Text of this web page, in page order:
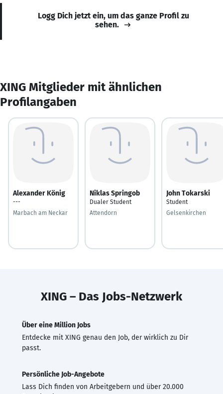
Logg Dich jetzt ein, um das ganze Profil zu
sehen.
XING Mitglieder mit ähnlichen
Profilangaben
Alexander König
---
Marbach am Neckar
Niklas Springob
Dualer Student
Attendorn
John Tokarski
Student
Gelsenkirchen
XING – Das Jobs-Netzwerk
Über eine Million Jobs
Entdecke mit XING genau den Job, der wirklich zu Dir
passt.
Persönliche Job-Angebote
Lass Dich finden von Arbeitgebern und über 20.000